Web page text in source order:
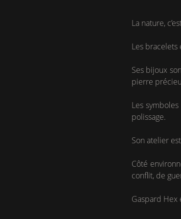
La nature,
Les
Ses bijoux
pierre
Les
polissage.
Son atelier
Côté
conflit, de
Gaspard Hex